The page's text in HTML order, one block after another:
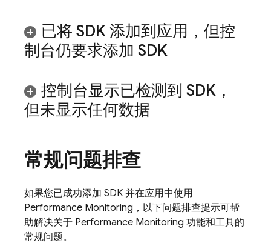
已将 SDK 添加到应用，但控
制台仍要求添加 SDK
控制台显示已检测到 SDK，
但未显示任何数据
常规问题排查
如果您已成功添加 SDK 并在应用中使用
Performance Monitoring ，以下问题排查提示可帮
助解决关于 Performance Monitoring 功能和工具的
常规问题。